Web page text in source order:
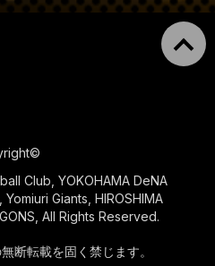
Club, YOKOHAMA DeNA
Giants, HIROSHIMA
All Rights Reserved.
断転載を固く禁じます。